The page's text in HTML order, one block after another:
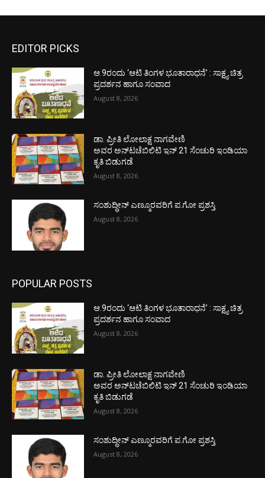
EDITOR PICKS
ಆ.9ರಂದು ‘ಆಟಿ ತಿಂಗಳ ಭೂತಾರಾಧನೆ’ : ಸಾಕ್ಷ್ಯ ಚಿತ್ರ
ಪ್ರದರ್ಶನ ಹಾಗೂ ಸಂವಾದ
August 8, 2026
ಡಾ. ಪ್ರೀತಿ ಲೋಲಾಕ್ಷ ನಾಗವೇಣಿ
ಅವರ ಅನ್‌ಟಚೆಬಿಲಿಟಿ ಇನ್ 21 ಸೆಂಚುರಿ ಇಂಡಿಯಾ
ಕೃತಿ ಬಿಡುಗಡೆ
August 8, 2026
ಸಂಶುದ್ಧೀನ್ ಎಣ್ಮೂರವರಿಗೆ ಪ.ಗೋ ಪ್ರಶಸ್ತಿ
August 8, 2026
POPULAR POSTS
ಆ.9ರಂದು ‘ಆಟಿ ತಿಂಗಳ ಭೂತಾರಾಧನೆ’ : ಸಾಕ್ಷ್ಯ ಚಿತ್ರ
ಪ್ರದರ್ಶನ ಹಾಗೂ ಸಂವಾದ
August 8, 2026
ಡಾ. ಪ್ರೀತಿ ಲೋಲಾಕ್ಷ ನಾಗವೇಣಿ
ಅವರ ಅನ್‌ಟಚೆಬಿಲಿಟಿ ಇನ್ 21 ಸೆಂಚುರಿ ಇಂಡಿಯಾ
ಕೃತಿ ಬಿಡುಗಡೆ
August 8, 2026
ಸಂಶುದ್ಧೀನ್ ಎಣ್ಮೂರವರಿಗೆ ಪ.ಗೋ ಪ್ರಶಸ್ತಿ
August 8, 2026